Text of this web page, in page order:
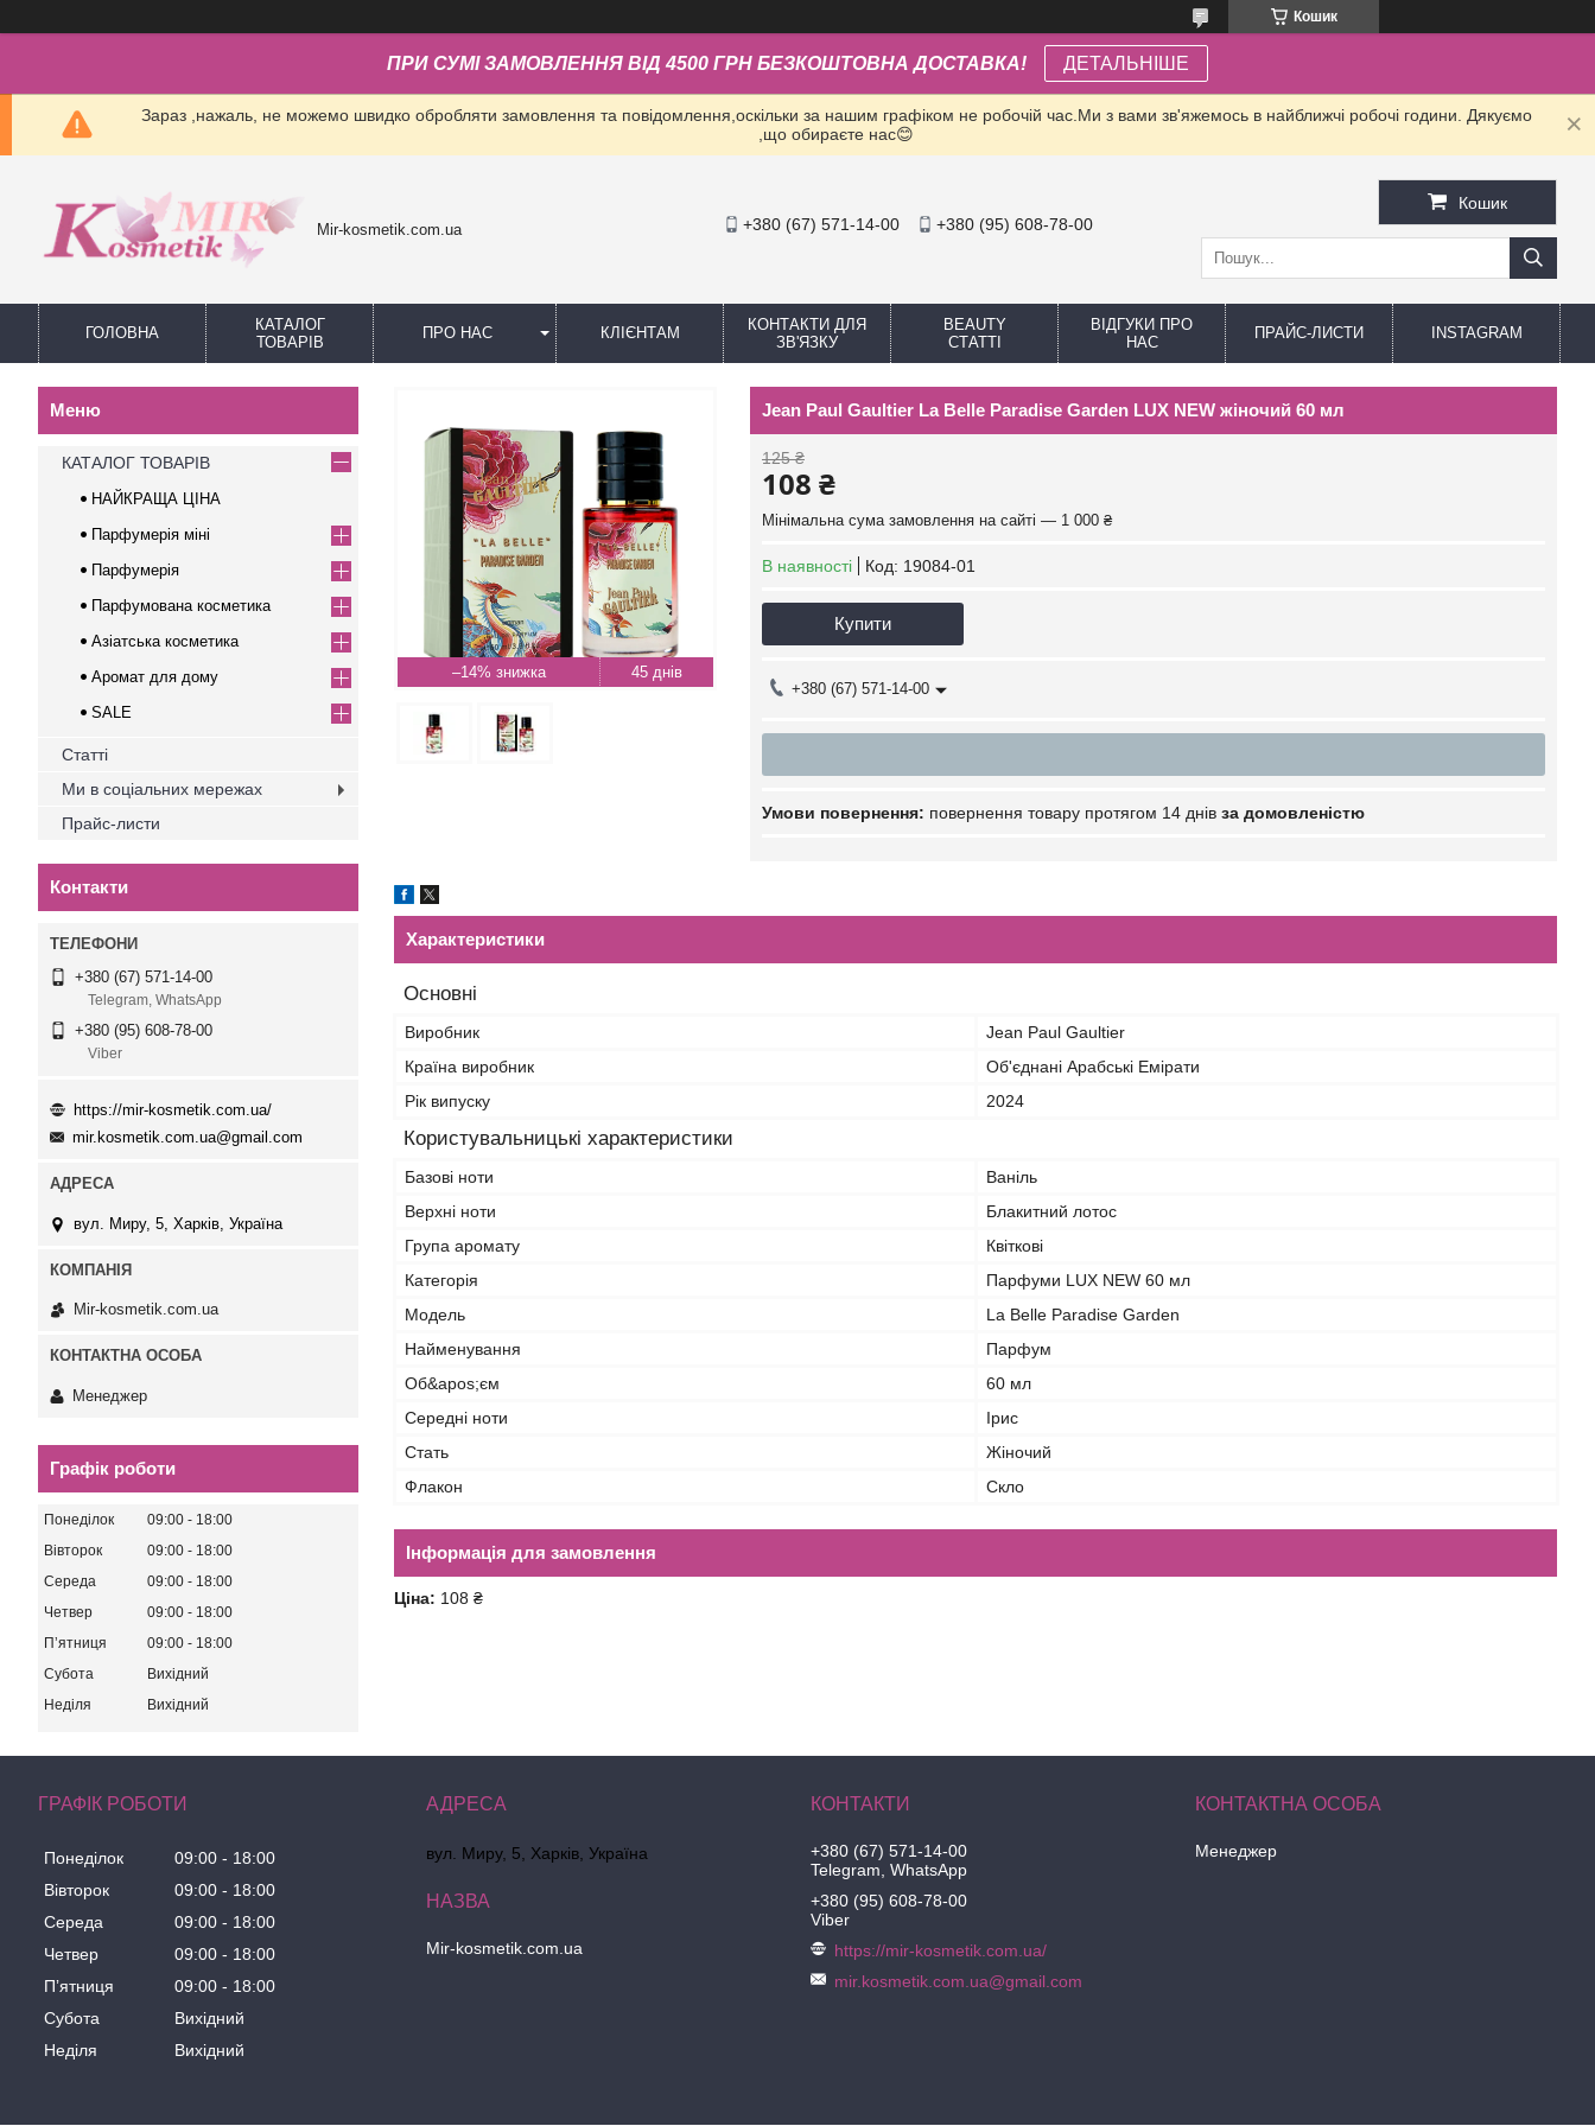
Кошик
ПРИ СУМІ ЗАМОВЛЕННЯ ВІД 4500 ГРН БЕЗКОШТОВНА ДОСТАВКА! ДЕТАЛЬНІШЕ
Зараз ,нажаль, не можемо швидко обробляти замовлення та повідомлення,оскільки за нашим графіком не робочій час.Ми з вами зв'яжемось в найближчі робочі години. Дякуємо
,що обираєте нас😊
Mir-kosmetik.com.ua +380 (67) 571-14-00 +380 (95) 608-78-00
Кошик
ГОЛОВНА
КАТАЛОГ
ТОВАРІВ
ПРО НАС КЛІЄНТАМ
КОНТАКТИ ДЛЯ
ЗВ'ЯЗКУ
BEAUTY
СТАТТІ
ВІДГУКИ ПРО
НАС
ПРАЙС-ЛИСТИ INSTAGRAM
–14% 45 днів
Jean Paul Gaultier La Belle Paradise Garden LUX NEW жіночий 60 мл
125 ₴
108 ₴
Мінімальна сума замовлення на сайті — 1 000 ₴
В наявності Код: 19084-01
Купити
+380 (67) 571-14-00
повернення товару протягом 14 днів за домовленістю
Характеристики
Основні
Виробник
Jean Paul Gaultier
Країна виробник
Об'єднані Арабські Емірати
Рік випуску
2024
Користувальницькі характеристики
Базові ноти
Ваніль
Верхні ноти
Блакитний лотос
Група аромату
Квіткові
Категорія
Парфуми LUX NEW 60 мл
Мoдель
La Belle Paradise Garden
Найменування
Парфум
Об&apos;єм
60 мл
Середні ноти
Ірис
Стать
Жіночий
Флакон
Скло
Інформація для замовлення
Ціна: 108 ₴
КАТАЛОГ ТОВАРІВ
НАЙКРАЩА ЦІНА
Парфумерія міні
Парфумерія
Парфумована косметика
Азіатська косметика
Аромат для дому
SALE
Статті
Ми в соціальних мережах
Прайс-листи
Контакти
+380 (67) 571-14-00
Telegram, WhatsApp
+380 (95) 608-78-00
Viber
https://mir-kosmetik.com.ua/
mir.kosmetik.com.ua@gmail.com
вул. Миру, 5, Харків, Україна
Mir-kosmetik.com.ua
Менеджер
Графік роботи
Понеділок 09:00
18:00
Вівторок
09:00
18:00
Середа
09:00
18:00
Четвер
09:00
18:00
Пʼятниця
09:00
18:00
Субота
Вихідний
Неділя
Вихідний
ГРАФІК РОБОТИ
Понеділок 09:00
18:00
Вівторок
09:00
18:00
Середа
09:00
18:00
Четвер
09:00
18:00
Пʼятниця
09:00
18:00
Субота
Вихідний
Неділя
Вихідний
вул. Миру, 5, Харків, Україна
Mir-kosmetik.com.ua
+380 (67) 571-14-00
Telegram, WhatsApp
+380 (95) 608-78-00
Viber
https://mir-kosmetik.com.ua/
mir.kosmetik.com.ua@gmail.com
Менеджер